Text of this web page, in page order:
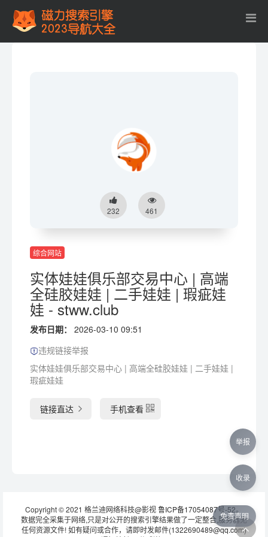
232 461
综合网站
实体娃娃俱乐部交易中心 | 高端
全硅胶娃娃 | 二手娃娃 | 瑕疵娃
娃 - stww.club
发布日期：
2026-03-10 09:51
违规链接举报
实体娃娃俱乐部交易中心 | 高端全硅胶娃娃 | 二手娃娃 |
瑕疵娃娃
链接直达 手机查看
Copyright © 2021 格兰迪网络科技@影视鲁ICP备17054087号-52。
数据完全采集于网络,只是对公开的搜索引擎结果做了一定整合,服务器无
任何资源文件! 如有疑问或合作，请即时发邮件(1322690489@qq.com)
免责声明
举报
收录